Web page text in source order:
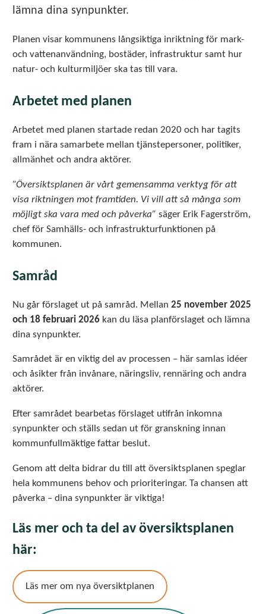
lämna dina synpunkter.
Planen visar kommunens långsiktiga inriktning för mark-
och vattenanvändning, bostäder, infrastruktur samt hur
natur- och kulturmiljöer ska tas till vara.
Arbetet med planen
Arbetet med planen startade redan 2020 och har tagits
fram i nära samarbete mellan tjänstepersoner, politiker,
allmänhet och andra aktörer.
”Översiktsplanen är vårt gemensamma verktyg för att
visa riktningen mot framtiden. Vi vill att så många som
möjligt ska vara med och påverka” säger Erik Fagerström,
chef för Samhälls- och infrastrukturfunktionen på
kommunen.
Samråd
Nu går förslaget ut på samråd. Mellan 25 november 2025
och 18 februari 2026 kan du läsa planförslaget och lämna
dina synpunkter.
Samrådet är en viktig del av processen – här samlas idéer
och åsikter från invånare, näringsliv, rennäring och andra
aktörer.
Efter samrådet bearbetas förslaget utifrån inkomna
synpunkter och ställs sedan ut för granskning innan
kommunfullmäktige fattar beslut.
Genom att delta bidrar du till att översiktsplanen speglar
hela kommunens behov och prioriteringar. Ta chansen att
påverka – dina synpunkter är viktiga!
Läs mer och ta del av översiktsplanen
här:
Läs mer om nya översiktplanen